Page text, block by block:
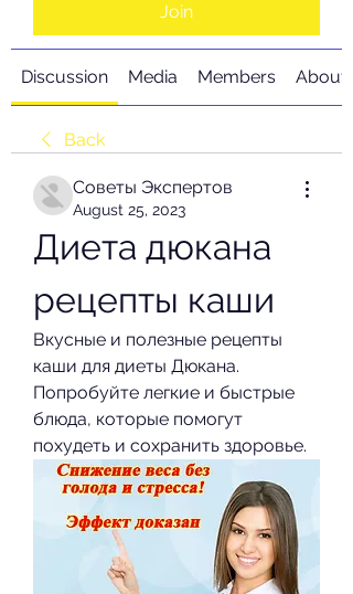
Join
Discussion Media Members About
Back
Советы Экспертов
August 25, 2023
Диета дюкана
рецепты каши
Вкусные и полезные рецепты
каши для диеты Дюкана.
Попробуйте легкие и быстрые
блюда, которые помогут
похудеть и сохранить здоровье.